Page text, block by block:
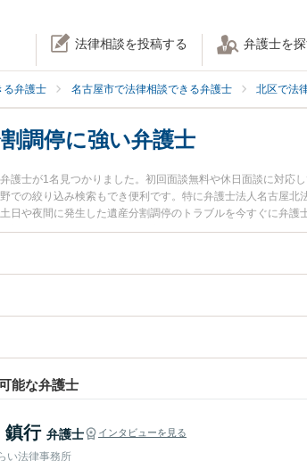
法律相談を投稿する 弁護士を
る弁護士 名古屋市で法律相談できる弁護士 北区で法
調停に強い弁護士
護士が1名見つかりました。初回面談無料や休日面談に対応
での絞り込み検索もでき便利です。特に弁護士法人名古屋
日や夜間に発生した遺産分割調停のトラブルを今すぐに弁
調停を法律相談できる名古屋市北区内の弁護士に相談予約
能な弁護士
鎮行 弁護士 インタビューを見る
い法律事務所